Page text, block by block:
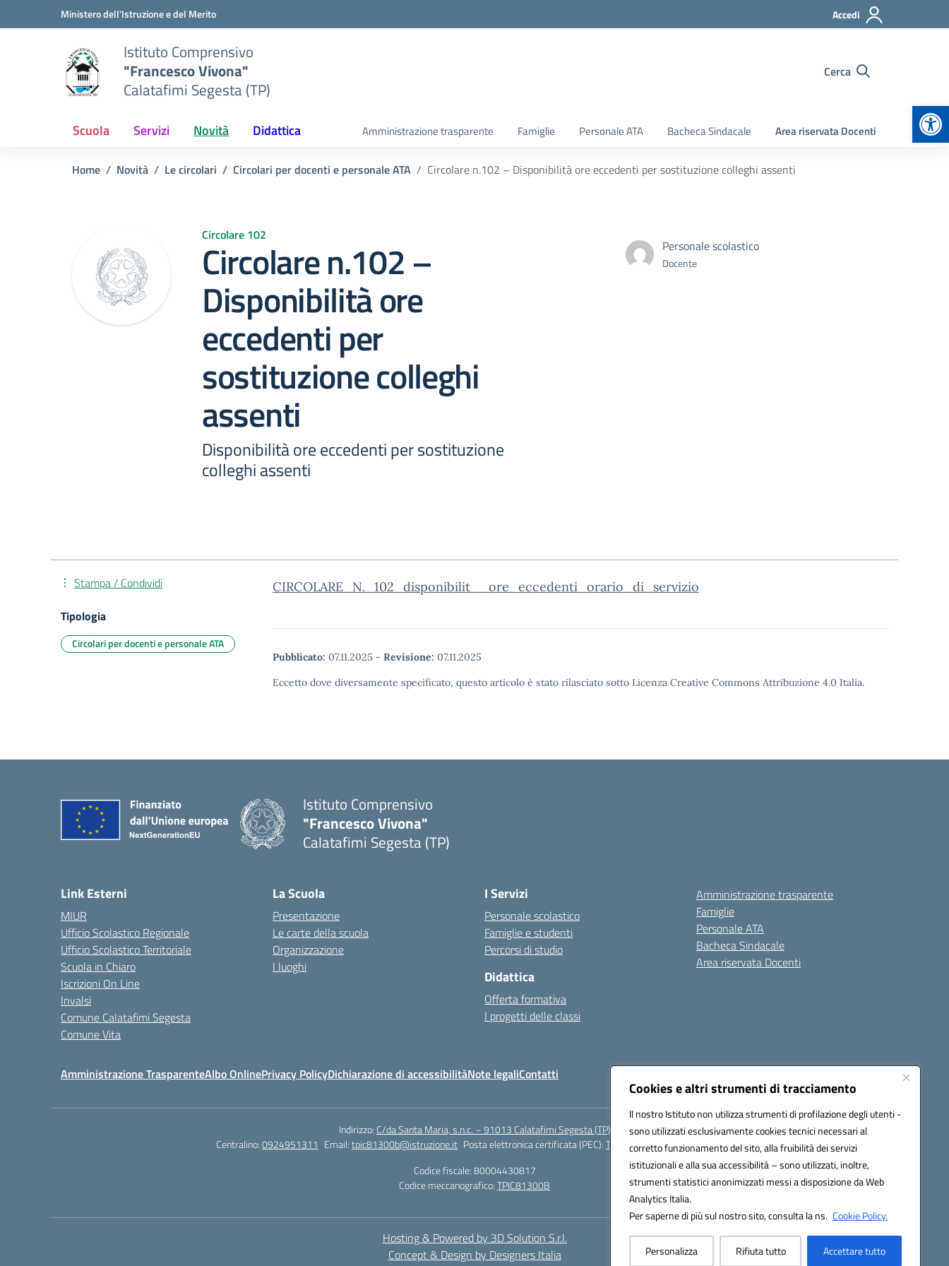
Cookies e altri strumenti di tracciamento
Il nostro Istituto non utilizza strumenti di profilazione degli utenti -
sono utilizzati esclusivamente cookies tecnici necessari al
corretto funzionamento del sito, alla fruibilità dei servizi
istituzionali e alla sua accessibilità – sono utilizzati, inoltre,
strumenti statistici anonimizzati messi a disposizione da Web
Analytics Italia.
Per saperne di più sul nostro sito, consulta la ns. Cookie Policy.
Personalizza Rifiuta tutto Accettare tutto
Vai ai contenuti
Vai al menu di navigazioneMinistero dell'Istruzione e del Merito Accedi
Istituto Comprensivo
"Francesco Vivona"
Calatafimi Segesta (TP)
Cerca
Scuola Servizi Novità Didattica Amministrazione trasparente Famiglie Personale ATA Bacheca Sindacale Area riservata Docenti
Home Novità Le circolari Circolari per docenti e personale ATA Circolare n.102 – Disponibilità ore eccedenti per sostituzione colleghi assenti
Circolare 102
Circolare n.102 –
Disponibilità ore
eccedenti per
sostituzione colleghi
assenti
Disponibilità ore eccedenti per sostituzione
colleghi assenti
Personale scolastico
Docente
CIRCOLARE_N._102_disponibilit__ore_eccedenti_orario_di_servizio
Pubblicato: 07.11.2025 - Revisione: 07.11.2025
Eccetto dove diversamente specificato, questo articolo è stato rilasciato sotto Licenza Creative Commons Attribuzione 4.0 Italia.
Stampa / Condividi
Tipologia
Circolari per docenti e personale ATA
Istituto Comprensivo
"Francesco Vivona"
Calatafimi Segesta (TP)
Link Esterni
MIUR
Ufficio Scolastico Regionale
Ufficio Scolastico Territoriale
Scuola in Chiaro
Iscrizioni On Line
Invalsi
Comune Calatafimi Segesta
Comune Vita
La Scuola
Presentazione
Le carte della scuola
Organizzazione
I luoghi
I Servizi
Personale scolastico
Famiglie e studenti
Percorsi di studio
Didattica
Offerta formativa
I progetti delle classi
Amministrazione trasparente
Famiglie
Personale ATA
Bacheca Sindacale
Area riservata Docenti
Amministrazione TrasparenteAlbo OnlinePrivacy PolicyDichiarazione di accessibilitàNote legaliContatti
Indirizzo: C/da Santa Maria, s.n.c. – 91013 Calatafimi Segesta (TP)
Centralino:0924951311 Email:tpic81300b@istruzione.it Posta elettronica certificata (PEC):TPIC81300B@pec.istruzione.it
Codice fiscale: 80004430817
Codice meccanografico:TPIC81300B
Hosting & Powered by 3D Solution S.r.l.
Concept & Design by Designers Italia